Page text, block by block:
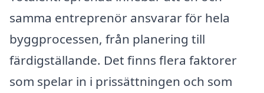
samma entreprenör ansvarar för hela
byggprocessen, från planering till
färdigställande. Det finns flera faktorer
som spelar in i prissättningen och som